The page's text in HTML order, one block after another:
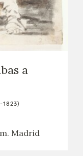
a
1823)
Madrid